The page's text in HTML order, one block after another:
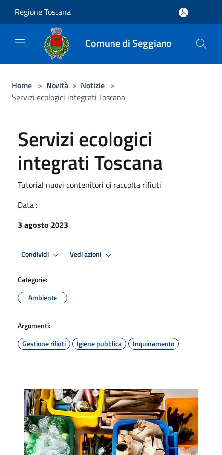
Regione Toscana
Comune di Seggiano
Home > Novità > Notizie >
Servizi ecologici integrati Toscana
Servizi ecologici
integrati Toscana
Tutorial nuovi contenitori di raccolta rifiuti
Data :
3 agosto 2023
Condividi Vedi azioni
Categorie:
Ambiente
Argomenti:
Gestione rifiuti
Igiene pubblica Inquinamento